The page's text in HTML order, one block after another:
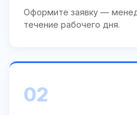
Оформите заявку —
течение рабочего дня.
02